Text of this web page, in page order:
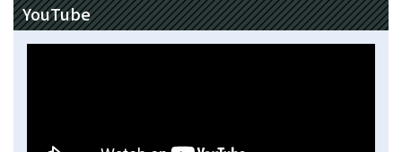
YouTube